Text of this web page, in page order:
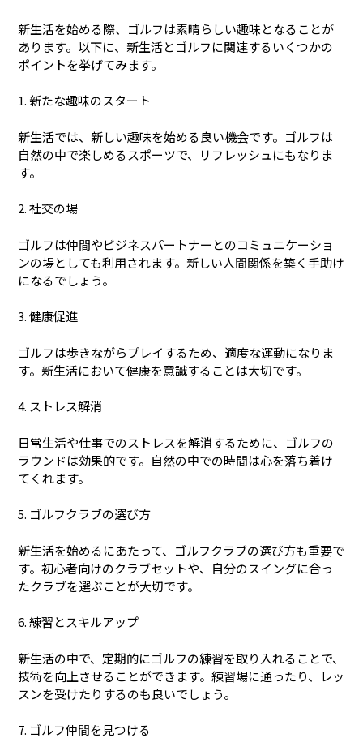
新生活を始める際、ゴルフは素晴らしい趣味となることが
あります。以下に、新生活とゴルフに関連するいくつかの
ポイントを挙げてみます。
1. 新たな趣味のスタート
新生活では、新しい趣味を始める良い機会です。ゴルフは
自然の中で楽しめるスポーツで、リフレッシュにもなりま
す。
2. 社交の場
ゴルフは仲間やビジネスパートナーとのコミュニケーショ
ンの場としても利用されます。新しい人間関係を築く手助け
になるでしょう。
3. 健康促進
ゴルフは歩きながらプレイするため、適度な運動になりま
す。新生活において健康を意識することは大切です。
4. ストレス解消
日常生活や仕事でのストレスを解消するために、ゴルフの
ラウンドは効果的です。自然の中での時間は心を落ち着け
てくれます。
5. ゴルフクラブの選び方
新生活を始めるにあたって、ゴルフクラブの選び方も重要で
す。初心者向けのクラブセットや、自分のスイングに合っ
たクラブを選ぶことが大切です。
6. 練習とスキルアップ
新生活の中で、定期的にゴルフの練習を取り入れることで、
技術を向上させることができます。練習場に通ったり、レッ
スンを受けたりするのも良いでしょう。
7. ゴルフ仲間を見つける